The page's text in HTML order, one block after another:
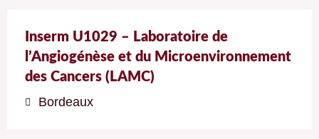
Inserm U1029 – Laboratoire de
l’Angiogénèse et du Microenvironnement
des Cancers (LAMC)
Bordeaux